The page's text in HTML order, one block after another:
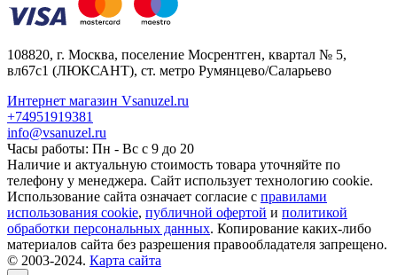
108820, г. Москва, поселение Мосрентген, квартал № 5,
вл67с1 (ЛЮКСАНТ), ст. метро Румянцево/Саларьево
Интернет магазин Vsanuzel.ru
+74951919381
info@vsanuzel.ru
Часы работы: Пн - Вс с 9 до 20
Наличие и актуальную стоимость товара уточняйте по
телефону у менеджера. Сайт использует технологию cookie.
Использование сайта означает согласие с правилами
использования cookie, публичной офертой и политикой
обработки персональных данных. Копирование каких-либо
материалов сайта без разрешения правообладателя запрещено.
© 2003-2024. Карта сайта